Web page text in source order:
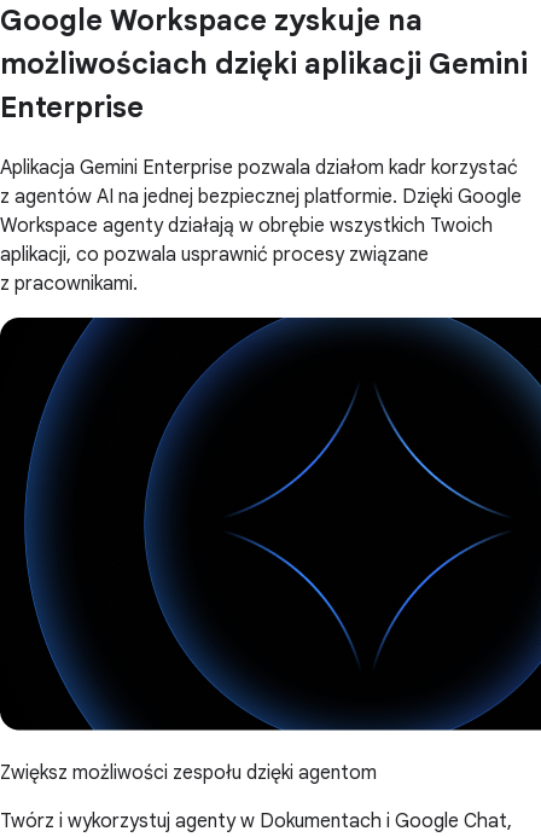
Google Workspace zyskuje na
możliwościach dzięki aplikacji Gemini
Enterprise
Aplikacja Gemini Enterprise pozwala działom kadr korzystać
z agentów AI na jednej bezpiecznej platformie. Dzięki Google
Workspace agenty działają w obrębie wszystkich Twoich
aplikacji, co pozwala usprawnić procesy związane
z pracownikami.
Zwiększ możliwości zespołu dzięki agentom
Twórz i wykorzystuj agenty w Dokumentach i Google Chat,